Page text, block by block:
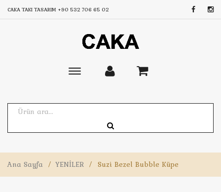
CAKA TAKI TASARIM +90 532 706 65 02
Toggle
Ana Sayfa / YENİLER / Suzi Bezel Bubble Küpe